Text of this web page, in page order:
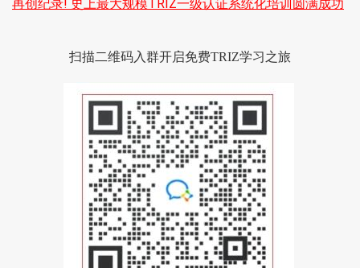
再创纪录! 史上最大规模TRIZ一级认证系统化培训圆满成功
扫描二维码入群开启免费TRIZ学习之旅